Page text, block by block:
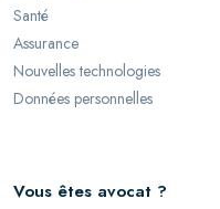
Santé
Assurance
Nouvelles technologies
Données personnelles
Vous êtes avocat ?